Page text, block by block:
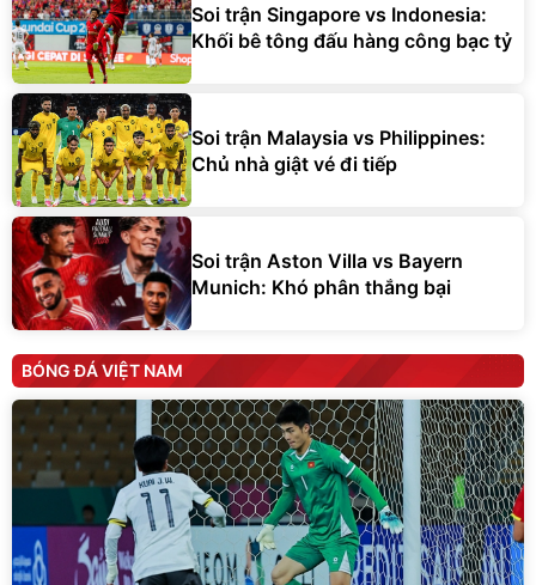
Soi trận Singapore vs Indonesia:
Khối bê tông đấu hàng công bạc tỷ
Soi trận Malaysia vs Philippines:
Chủ nhà giật vé đi tiếp
Soi trận Aston Villa vs Bayern
Munich: Khó phân thắng bại
BÓNG ĐÁ VIỆT NAM